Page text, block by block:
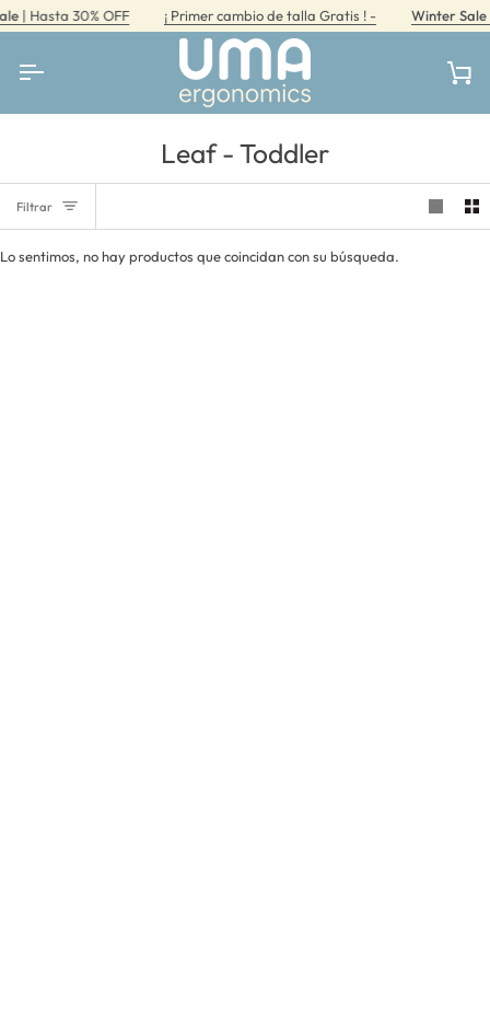
directamente
contenido
| Hasta 30% OFF ¡ Primer cambio de talla Gratis ! - Winter Sale|
Leaf - Toddler
Filtrar
Lo sentimos, no hay productos que coincidan con su búsqueda.